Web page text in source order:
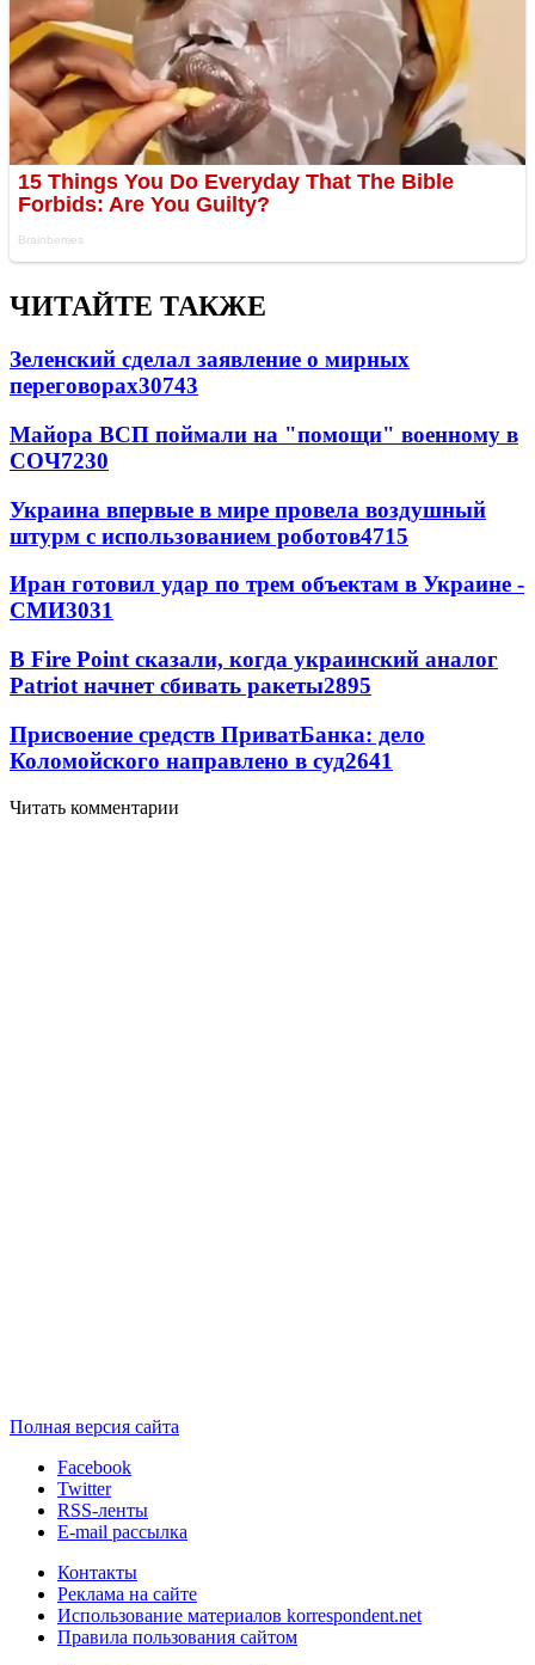
ЧИТАЙТЕ ТАКЖЕ
Зеленский сделал заявление о мирных
переговорах30743
Майора ВСП поймали на "помощи" военному в
СОЧ7230
Украина впервые в мире провела воздушный
штурм с использованием роботов4715
Иран готовил удар по трем объектам в Украине -
СМИ3031
В Fire Point сказали, когда украинский аналог
Patriot начнет сбивать ракеты2895
Присвоение средств ПриватБанка: дело
Коломойского направлено в суд2641
Читать комментарии
Полная версия сайта
Facebook
Twitter
RSS-ленты
E-mail рассылка
Контакты
Реклама на сайте
Использование материалов korrespondent.net
Правила пользования сайтом